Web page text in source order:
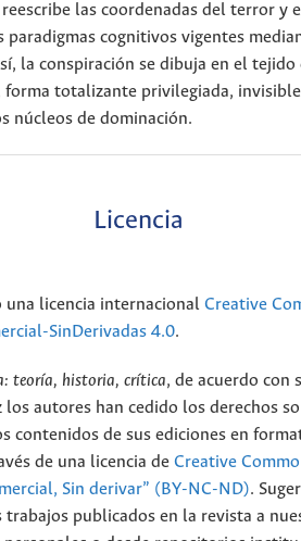
las coordenadas del terror y
paradigmas cognitivos vigentes
la conspiración se dibuja en el tejido
forma totalizante privilegiada,
núcleos de dominación.
Licencia
una licencia internacional Creative
SinDerivadas 4.0.
teoría, historia, crítica, de acuerdo con
los autores han cedido los derechos
contenidos de sus ediciones en
de una licencia de Creative
Sin derivar” (BY-NC-ND).
trabajos publicados en la revista a